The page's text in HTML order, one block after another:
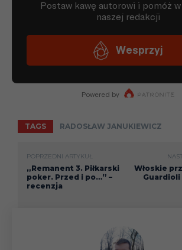
TAGS RADOSŁAW JANUKIEWICZ
POPRZEDNI ARTYKUŁ
„Remanent 3. Piłkarski
poker. Przed i po…” –
recenzja
Włoskie
Guardioli